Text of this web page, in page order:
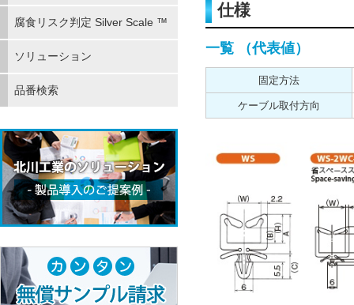
仕様
一覧 （代表値）
固定方法
ケーブル取付方向
腐食リスク判定 Silver Scale ™
ソリューション
品番検索